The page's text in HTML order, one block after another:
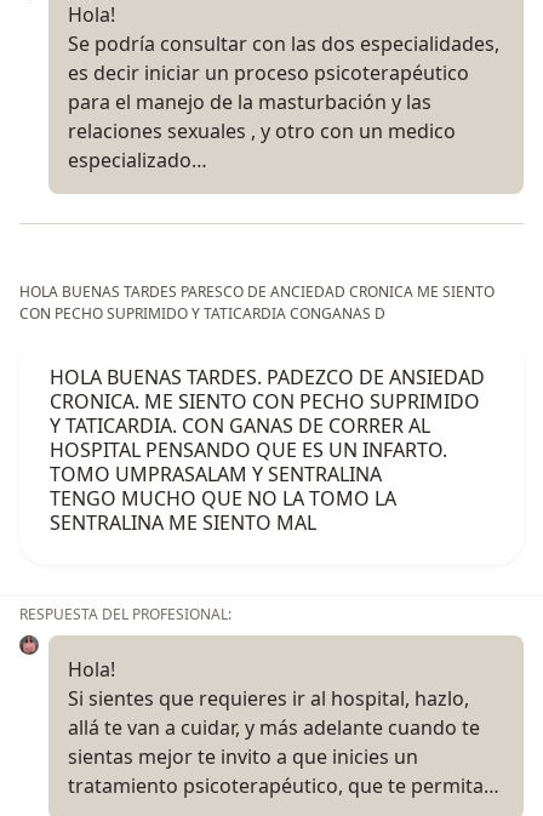
Hola!
Se podría consultar con las dos especialidades,
es decir iniciar un proceso psicoterapéutico
para el manejo de la masturbación y las
relaciones sexuales , y otro con un medico
especializado…
HOLA BUENAS TARDES PARESCO DE ANCIEDAD CRONICA ME SIENTO
CON PECHO SUPRIMIDO Y TATICARDIA CONGANAS D
HOLA BUENAS TARDES. PADEZCO DE ANSIEDAD
CRONICA. ME SIENTO CON PECHO SUPRIMIDO
Y TATICARDIA. CON GANAS DE CORRER AL
HOSPITAL PENSANDO QUE ES UN INFARTO.
TOMO UMPRASALAM Y SENTRALINA
TENGO MUCHO QUE NO LA TOMO LA
SENTRALINA ME SIENTO MAL
RESPUESTA DEL PROFESIONAL:
Hola!
Si sientes que requieres ir al hospital, hazlo,
allá te van a cuidar, y más adelante cuando te
sientas mejor te invito a que inicies un
tratamiento psicoterapéutico, que te permita…